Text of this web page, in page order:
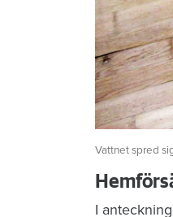
Vattnet spred
I